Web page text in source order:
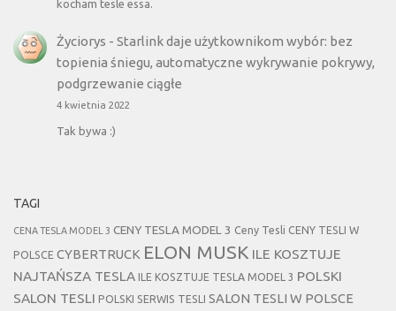
kocham tesle essa.
Życiorys - Starlink daje użytkownikom wybór: bez
topienia śniegu, automatyczne wykrywanie pokrywy,
podgrzewanie ciągłe
4 kwietnia 2022
Tak bywa :)
TAGI
CENA TESLA MODEL 3 CENY TESLA MODEL 3 Ceny Tesli CENY TESLI W
POLSCE CYBERTRUCK ELON MUSK ILE KOSZTUJE
NAJTAŃSZA TESLA ILE KOSZTUJE TESLA MODEL 3 POLSKI
SALON TESLI POLSKI SERWIS TESLI SALON TESLI W POLSCE